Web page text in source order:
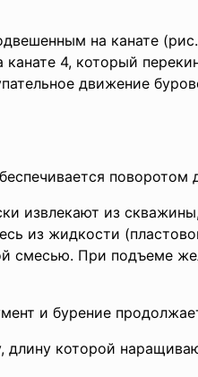
на канате
4, который
движение
поворотом
извлекают из
из жидкости
смесью. При подъеме
и бурение
которой